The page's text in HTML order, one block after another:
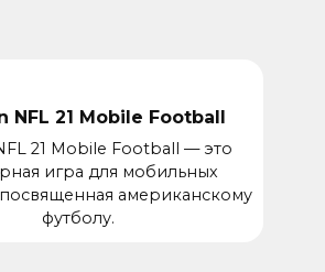
NFL 21 Mobile Football
21 Mobile Football — это
игра для мобильных
посвященная американскому
футболу.